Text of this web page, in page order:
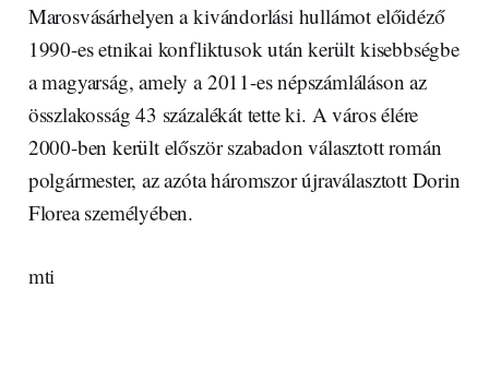
Marosvásárhelyen a kivándorlási hullámot előidéző
1990-es etnikai konfliktusok után került kisebbségbe
a magyarság, amely a 2011-es népszámláláson az
összlakosság 43 százalékát tette ki. A város élére
2000-ben került először szabadon választott román
polgármester, az azóta háromszor újraválasztott Dorin
Florea személyében.
mti